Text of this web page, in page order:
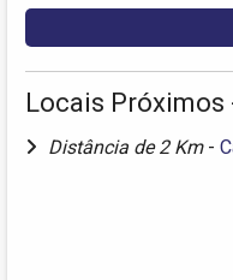
Locais Próximos
Distância de 2 Km -